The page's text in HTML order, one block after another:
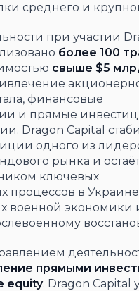
среднего и
при участии
более 100
свыше $5
финансовые
и прямые
Dragon Capital
одного из
рынка и
ключевых
процессов в
военной экономики
прямыми
equity. Dragon Capital